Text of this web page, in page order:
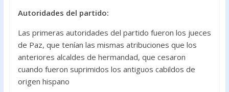
Autoridades del partido:
Las primeras autoridades del partido fueron los jueces
de Paz, que tenían las mismas atribuciones que los
anteriores alcaldes de hermandad, que cesaron
cuando fueron suprimidos los antiguos cabildos de
origen hispano